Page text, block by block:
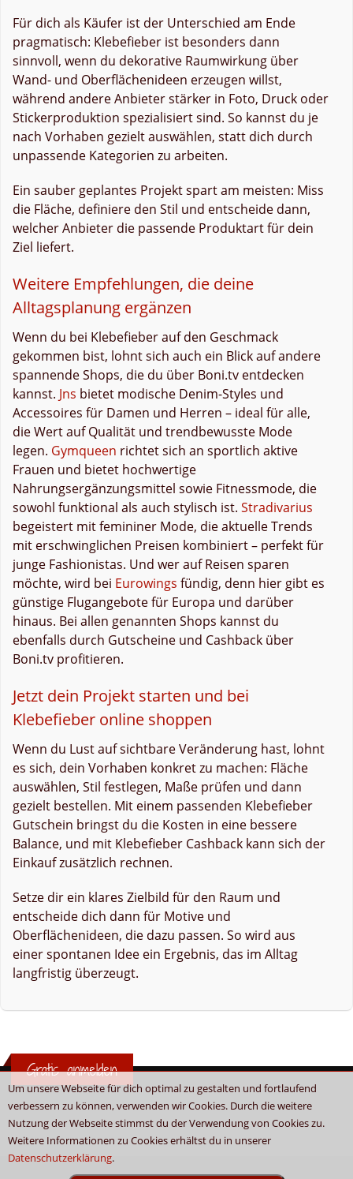
Um unsere Webseite für dich optimal zu gestalten und fortlaufend
verbessern zu können, verwenden wir Cookies. Durch die weitere
Nutzung der Webseite stimmst du der Verwendung von Cookies zu.
Weitere Informationen zu Cookies erhältst du in unserer
Datenschutzerklärung.
Für dich als Käufer ist der Unterschied am Ende
pragmatisch: Klebefieber ist besonders dann
sinnvoll, wenn du dekorative Raumwirkung über
Wand- und Oberflächenideen erzeugen willst,
während andere Anbieter stärker in Foto, Druck oder
Stickerproduktion spezialisiert sind. So kannst du je
nach Vorhaben gezielt auswählen, statt dich durch
unpassende Kategorien zu arbeiten.
Ein sauber geplantes Projekt spart am meisten: Miss
die Fläche, definiere den Stil und entscheide dann,
welcher Anbieter die passende Produktart für dein
Ziel liefert.
Weitere Empfehlungen, die deine
Alltagsplanung ergänzen
Wenn du bei Klebefieber auf den Geschmack
gekommen bist, lohnt sich auch ein Blick auf andere
spannende Shops, die du über Boni.tv entdecken
kannst. Jns bietet modische Denim-Styles und
Accessoires für Damen und Herren – ideal für alle,
die Wert auf Qualität und trendbewusste Mode
legen. Gymqueen richtet sich an sportlich aktive
Frauen und bietet hochwertige
Nahrungsergänzungsmittel sowie Fitnessmode, die
sowohl funktional als auch stylisch ist. Stradivarius
begeistert mit femininer Mode, die aktuelle Trends
mit erschwinglichen Preisen kombiniert – perfekt für
junge Fashionistas. Und wer auf Reisen sparen
möchte, wird bei Eurowings fündig, denn hier gibt es
günstige Flugangebote für Europa und darüber
hinaus. Bei allen genannten Shops kannst du
ebenfalls durch Gutscheine und Cashback über
Boni.tv profitieren.
Jetzt dein Projekt starten und bei
Klebefieber online shoppen
Wenn du Lust auf sichtbare Veränderung hast, lohnt
es sich, dein Vorhaben konkret zu machen: Fläche
auswählen, Stil festlegen, Maße prüfen und dann
gezielt bestellen. Mit einem passenden Klebefieber
Gutschein bringst du die Kosten in eine bessere
Balance, und mit Klebefieber Cashback kann sich der
Einkauf zusätzlich rechnen.
Setze dir ein klares Zielbild für den Raum und
entscheide dich dann für Motive und
Oberflächenideen, die dazu passen. So wird aus
einer spontanen Idee ein Ergebnis, das im Alltag
langfristig überzeugt.
Gratis anmelden